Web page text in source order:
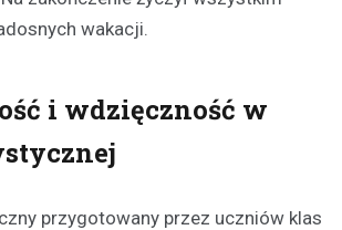
wakacji.
i wdzięczność w
przygotowany przez uczniów klas